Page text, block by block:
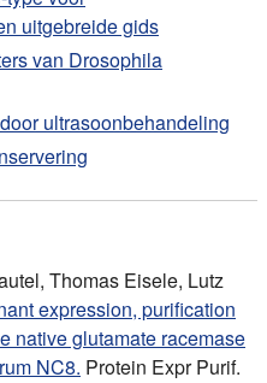
uitgebreide gids
van Drosophila
ultrasoonbehandeling
Thomas Eisele, Lutz
expression, purification
native glutamate racemase
NC8. Protein Expr Purif.